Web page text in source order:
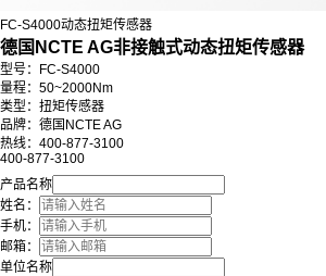
FC-S4000动态扭矩传感器
德国NCTE AG非接触式动态扭矩传感器
型号：FC-S4000
量程：50~2000Nm
类型：扭矩传感器
品牌：德国NCTE AG
热线：400-877-3100
400-877-3100
产品名称
姓名：
手机：
邮箱：
单位名称